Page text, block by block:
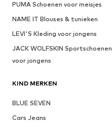
PUMA Schoenen voor meisjes
NAME IT Blouses & tunieken
LEVI'S Kleding voor jongens
JACK WOLFSKIN Sportschoenen
voor jongens
KIND MERKEN
BLUE SEVEN
Cars Jeans